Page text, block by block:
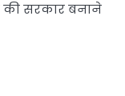
की सरकार बनाने